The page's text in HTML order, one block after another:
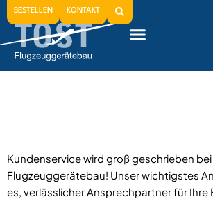
BESTELLEN KONTAKT
Service&Technik
Kundenservice wird groß geschrieben bei
Flugzeuggerätebau! Unser wichtigstes
es, verlässlicher Ansprechpartner für Ihre